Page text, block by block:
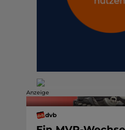
Anzeige
dvb